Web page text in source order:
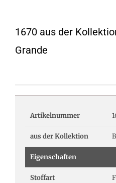
1670 aus der
Grande
Artikelnummer
aus der Kollektion
Eigenschaften
Stoffart